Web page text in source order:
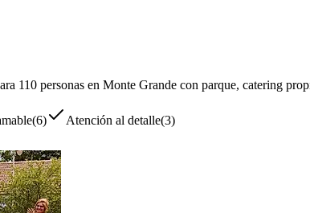
110 personas en Monte Grande con parque, catering
(6) Atención al detalle(3)